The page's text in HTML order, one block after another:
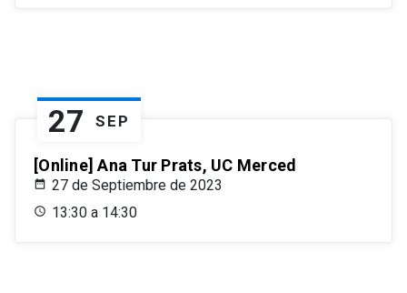
27 SEP
[Online] Ana Tur Prats, UC Merced
27 de Septiembre de 2023
13:30 a 14:30